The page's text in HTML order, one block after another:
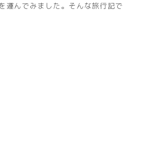
運んでみました。そんな旅行記で